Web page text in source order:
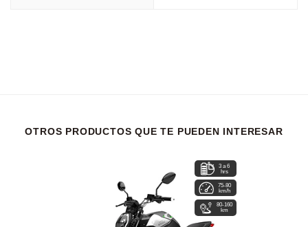
OTROS PRODUCTOS QUE TE PUEDEN INTERESAR
3 a 6
hrs
75-80
km/h
80-160
km